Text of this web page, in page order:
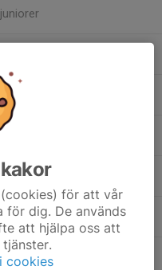
för att vår
för dig. De används
att hjälpa oss att
cookies